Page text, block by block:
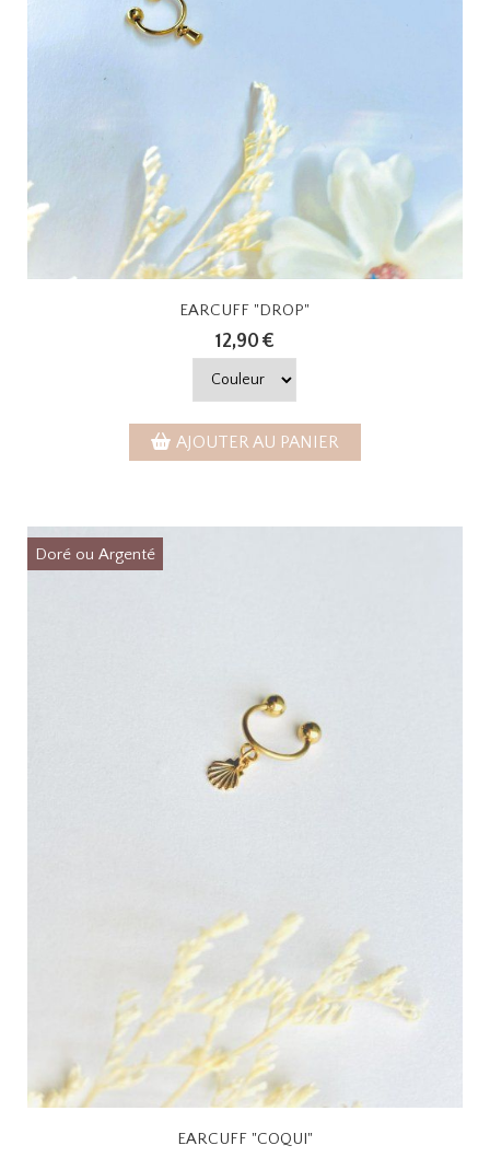
EARCUFF "DROP"
12,90 €
AJOUTER AU PANIER
Doré ou Argenté
EARCUFF "COQUI"